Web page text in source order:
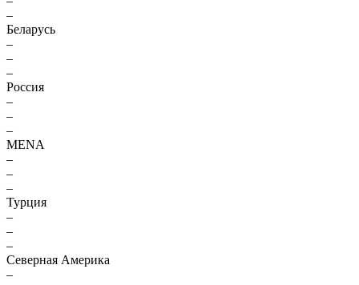
–
Беларусь
–
–
–
Россия
–
–
–
MENA
–
–
–
Турция
–
–
–
Северная Америка
–